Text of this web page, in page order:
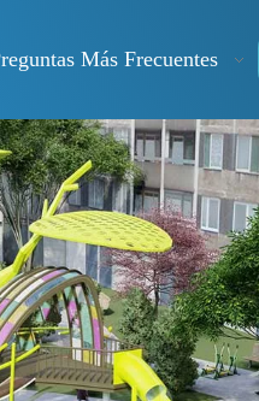
Más Frecuentes